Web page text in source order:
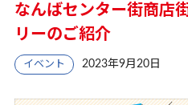
なんばセンター街商店
リーのご紹介
イベント 2023年9月20日